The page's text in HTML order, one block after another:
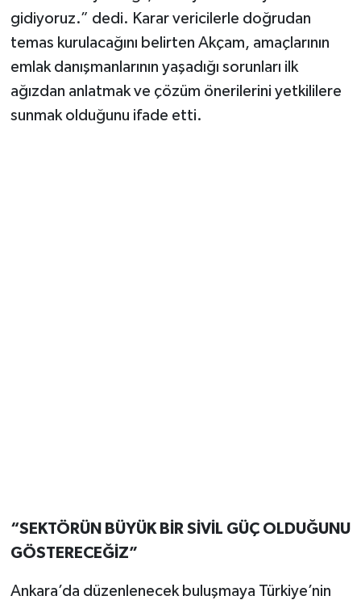
gidiyoruz.” dedi. Karar vericilerle doğrudan
temas kurulacağını belirten Akçam, amaçlarının
emlak danışmanlarının yaşadığı sorunları ilk
ağızdan anlatmak ve çözüm önerilerini yetkililere
sunmak olduğunu ifade etti.
“SEKTÖRÜN BÜYÜK BİR SİVİL GÜÇ OLDUĞUNU
GÖSTERECEĞİZ”
Ankara’da düzenlenecek buluşmaya Türkiye’nin